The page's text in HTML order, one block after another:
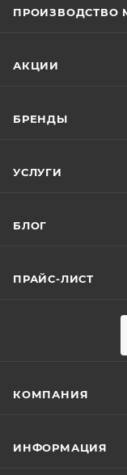
ПРОИЗВОДСТВО
АКЦИИ
БРЕНДЫ
УСЛУГИ
БЛОГ
ПРАЙС-ЛИСТ
КОМПАНИЯ
ИНФОРМАЦИЯ